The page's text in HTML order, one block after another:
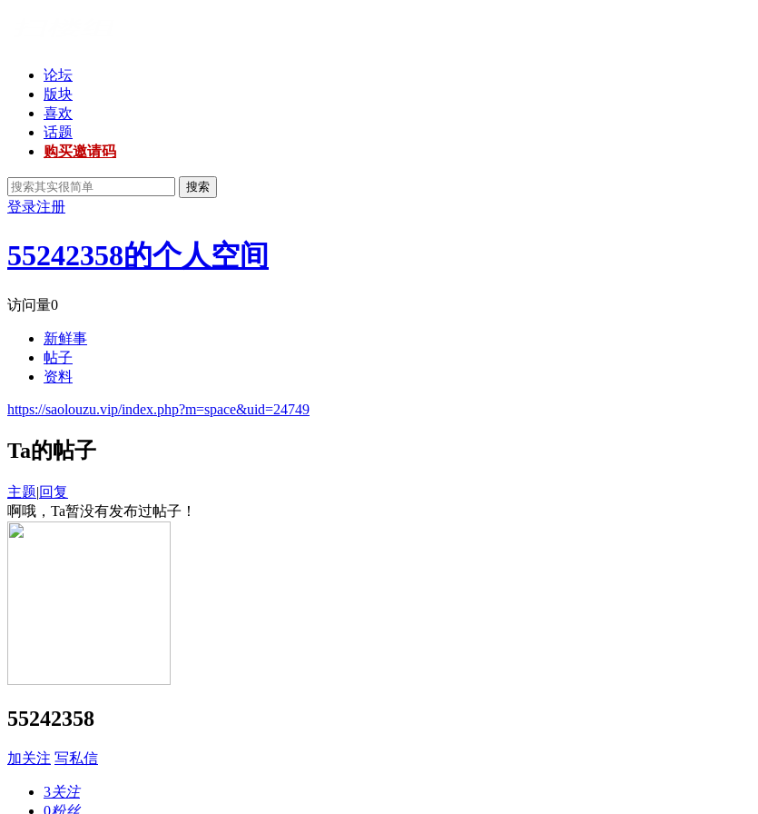
论坛
版块
喜欢
话题
购买邀请码
搜索
登录注册
55242358的个人空间
访问量0
新鲜事
帖子
资料
https://saolouzu.vip/index.php?m=space&uid=24749
Ta的帖子
主题|回复
啊哦，Ta暂没有发布过帖子！
55242358
加关注 写私信
3关注
0粉丝